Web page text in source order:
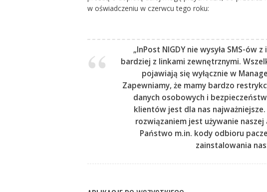
w oświadczeniu w czerwcu tego roku:
„InPost NIGDY nie wysyła SMS-ów
bardziej z linkami zewnętrznymi.
pojawiają się wyłącznie w
Zapewniamy, że mamy bardzo
danych osobowych i
klientów jest dla nas
rozwiązaniem jest używanie
Państwo m.in. kody odbioru
zainstalowania